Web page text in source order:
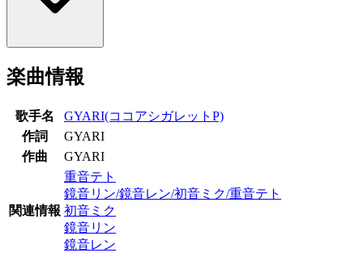
楽曲情報
歌手名
GYARI(ココアシガレットP)
作詞
GYARI
作曲
GYARI
関連情報
重音テト
鏡音リン/鏡音レン/初音ミク/重音テト
初音ミク
鏡音リン
鏡音レン